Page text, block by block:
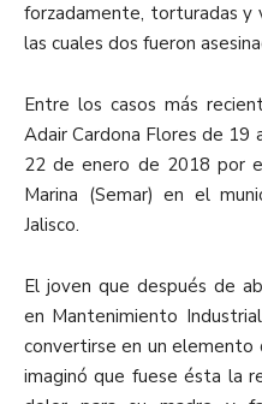
forzadamente, torturadas y
las cuales dos fueron
Entre los casos más
Adair Cardona Flores de 19
22 de enero de 2018 por
Marina (Semar) en el
Jalisco.
El joven que después de
en Mantenimiento
convertirse en un elemento
imaginó que fuese ésta la